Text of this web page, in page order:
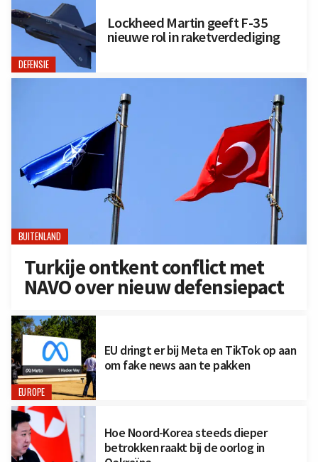
DEFENSIE
Lockheed Martin geeft F-35
nieuwe rol in raketverdediging
BUITENLAND
Turkije ontkent conflict met
NAVO over nieuw defensiepact
EUROPE
EU dringt er bij Meta en TikTok op aan
om fake news aan te pakken
Hoe Noord-Korea steeds dieper
betrokken raakt bij de oorlog in